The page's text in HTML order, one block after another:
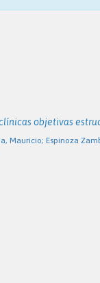
objetivas
Mauricio; Espinoza